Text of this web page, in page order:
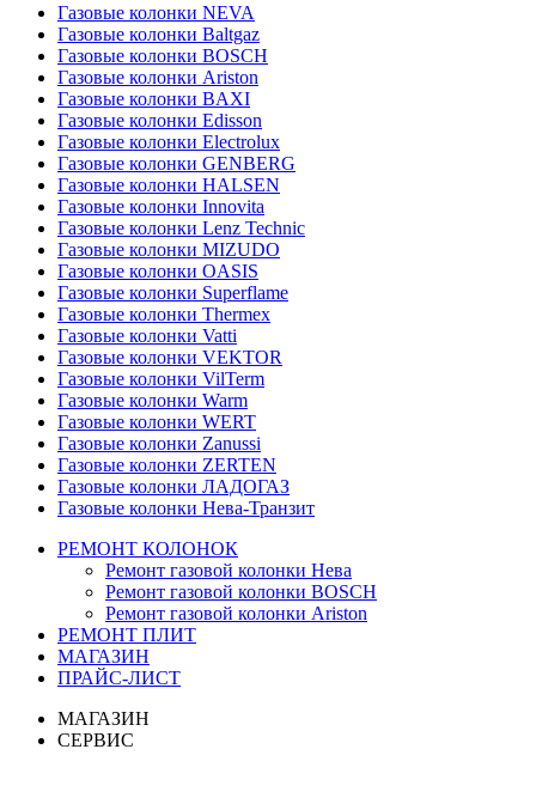
Газовые колонки NEVA
Газовые колонки Baltgaz
Газовые колонки BOSCH
Газовые колонки Ariston
Газовые колонки BAXI
Газовые колонки Edisson
Газовые колонки Electrolux
Газовые колонки GENBERG
Газовые колонки HALSEN
Газовые колонки Innovita
Газовые колонки Lenz Technic
Газовые колонки MIZUDO
Газовые колонки OASIS
Газовые колонки Superflame
Газовые колонки Thermex
Газовые колонки Vatti
Газовые колонки VEKTOR
Газовые колонки VilTerm
Газовые колонки Warm
Газовые колонки WERT
Газовые колонки Zanussi
Газовые колонки ZERTEN
Газовые колонки ЛАДОГАЗ
Газовые колонки Нева-Транзит
РЕМОНТ КОЛОНОК
Ремонт газовой колонки Нева
Ремонт газовой колонки BOSCH
Ремонт газовой колонки Ariston
РЕМОНТ ПЛИТ
МАГАЗИН
ПРАЙС-ЛИСТ
МАГАЗИН
СЕРВИС